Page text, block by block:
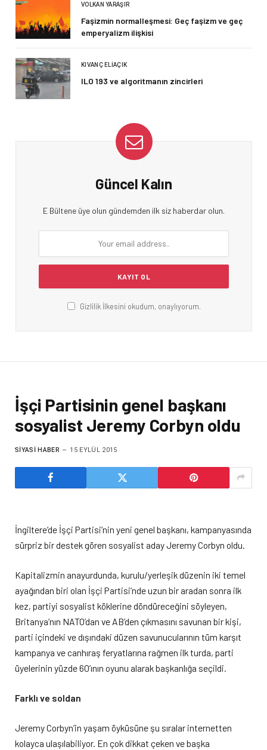
VOLKAN YARAŞIR
Faşizmin normalleşmesi: Geç faşizm ve geç
emperyalizm ilişkisi
KIVANÇ ELIAÇIK
ILO 193 ve algoritmanın zincirleri
Güncel Kalın
E Bültene üye olun gündemden ilk siz haberdar olun.
Gizlilik İlkesini okudum, onaylıyorum.
İşçi Partisinin genel başkanı
sosyalist Jeremy Corbyn oldu
SIYASI HABER 15 EYLÜL 2015
İngiltere’de İşçi Partisi’nin yeni genel başkanı, kampanyasında
sürpriz bir destek gören sosyalist aday Jeremy Corbyn oldu.
Kapitalizmin anayurdunda, kurulu/yerleşik düzenin iki temel
ayağından biri olan İşçi Partisi’nde uzun bir aradan sonra ilk
kez, partiyi sosyalist köklerine döndüreceğini söyleyen,
Britanya’nın NATO’dan ve AB’den çıkmasını savunan bir kişi,
parti içindeki ve dışındaki düzen savunucularının tüm karşıt
kampanya ve canhıraş feryatlarına rağmen ilk turda, parti
üyelerinin yüzde 60’ının oyunu alarak başkanlığa seçildi.
Farklı ve soldan
Jeremy Corbyn’in yaşam öyküsüne şu sıralar internetten
kolayca ulaşılabiliyor. En çok dikkat çeken ve başka